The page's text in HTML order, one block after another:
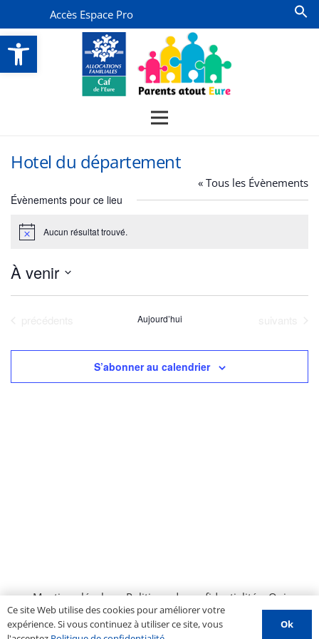
Ouvrir la barre d’outils
Accès Espace Pro
Hotel du département
« Tous les Évènements
Évènements pour ce lieu
Notice Aucun résultat trouvé.
À venir
Sélectionnez
Aujourd’hui
S’abonner au calendrier
Mentions légales–Politique de confidentialité–Qui
sommes nous ?–Contactez-nous –Espace PROS
Soumettre un évènement
Ce site Web utilise des cookies pour améliorer votre
expérience. Si vous continuez à utiliser ce site, vous
Ok